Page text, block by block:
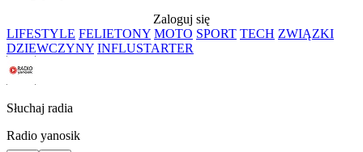
Zaloguj się
LIFESTYLE FELIETONY MOTO SPORT TECH ZWIĄZKI
DZIEWCZYNY INFLUSTARTER
Słuchaj radia
Radio yanosik